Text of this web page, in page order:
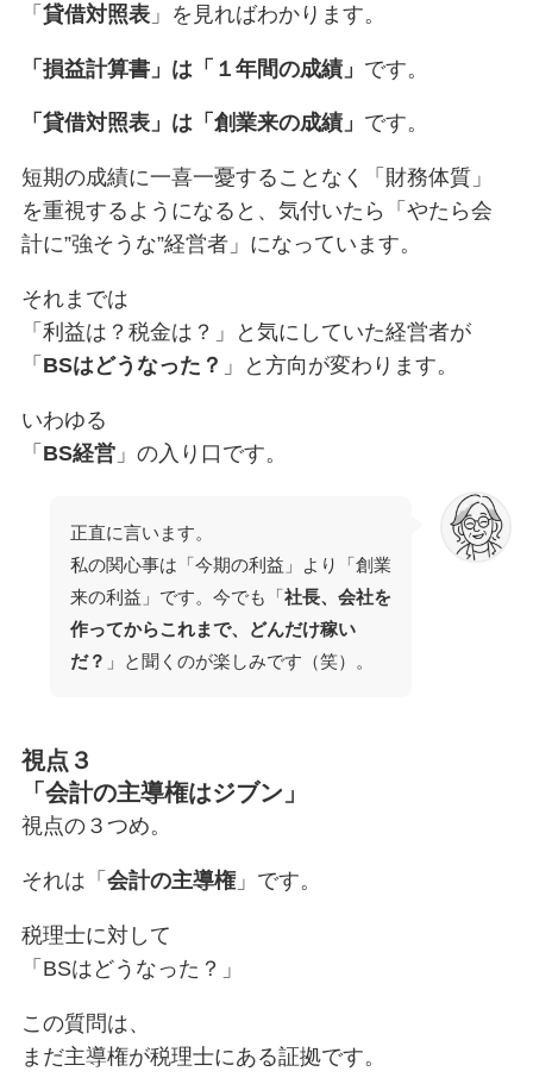
「 貸借対照表」を見ればわかります。
「損益計算書」は「１年間の成績」 です。
「貸借対照表」は「創業来の成績」 です。
短期の成績に一喜一憂することなく「財務体質」
を重視するようになると、気付いたら「やたら会
計に”強そうな”経営者」になっています。
それまでは
「利益は？税金は？」と気にしていた経営者が
「 BSはどうなった？ 」と方向が変わります。
いわゆる
「 BS経営」の入り口です。
正直に言います。
私の関心事は「今期の利益」より「創業
来の利益」です。今でも「社長、会社を
作ってからこれまで、どんだけ稼い
だ？ 」と聞くのが楽しみです（笑）。
視点３
「会計の主導権はジブン」
視点の３つめ。
それは「 会計の主導権」です。
税理士に対して
「BSはどうなった？」
この質問は、
まだ主導権が税理士にある証拠です。